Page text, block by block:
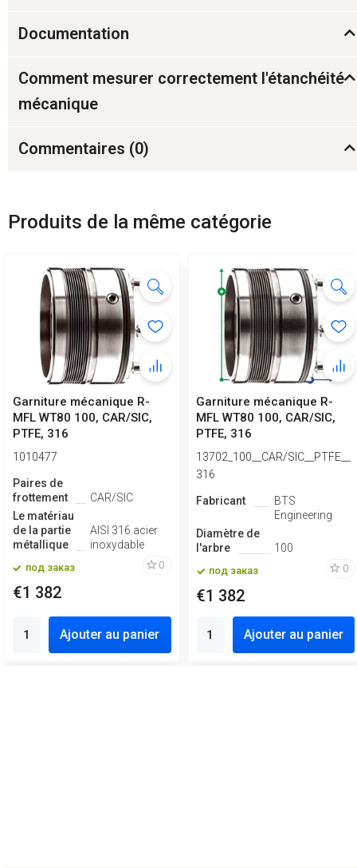
Documentation
Comment mesurer correctement l'étanchéité
mécanique
Commentaires (0)
Produits de la même catégorie
Garniture mécanique R-
MFL WT80 100, CAR/SIC,
PTFE, 316
1010477
Paires de
frottement
CAR/SIC
Le matériau
de la partie
métallique
AISI 316 acier
inoxydable
под заказ 0
€1 382
Ajouter au panier
Garniture mécanique R-
MFL WT80 100, CAR/SIC,
PTFE, 316
13702_100__CAR/SIC__PTFE__
316
Fabricant
BTS
Engineering
Diamètre de
l'arbre
100
под заказ 0
€1 382
Ajouter au panier